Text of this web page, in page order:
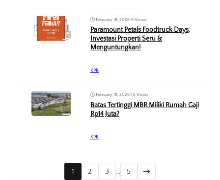
February 18, 2026•9 Views
Paramount Petals Foodtruck Days,
Investasi Properti Seru &
Menguntungkan!
KPR
February 18, 2026•10 Views
Batas Tertinggi MBR Miliki Rumah Gaji
Rp14 Juta?
KPR
1 2 3 … 5